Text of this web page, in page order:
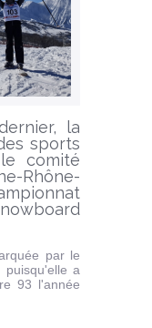
la
sports
comité
Rhône-
par le
puisqu'elle a
93 l'année